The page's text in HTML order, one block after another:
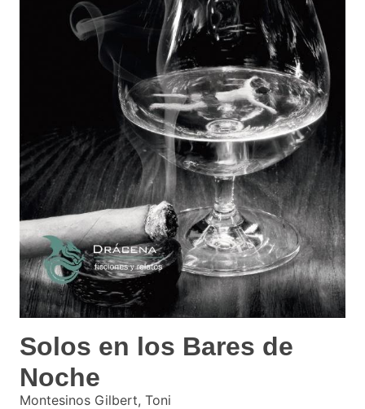
Solos en los Bares de
Noche
Montesinos Gilbert, Toni